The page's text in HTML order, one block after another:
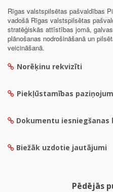
Rīgas valstspilsētas pašvaldības
vadošā Rīgas valstspilsētas
stratēģiskās attīstības jomā,
plānošanas nodrošināšanā un
veicināšanā.
Norēķinu rekvizīti
Piekļūstamības
Dokumentu iesniegšanas
Biežāk uzdotie jautājumi
Pēdējās